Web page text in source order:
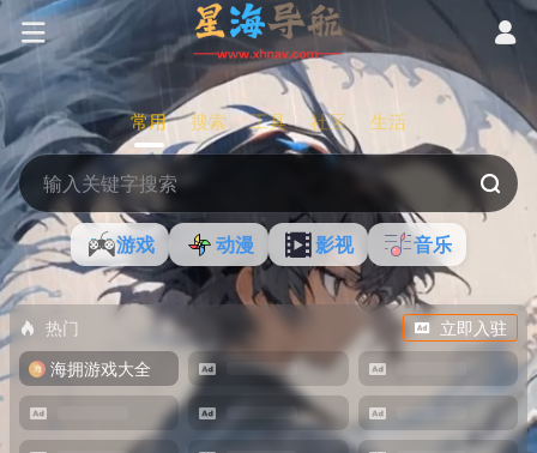
常用 搜索 工具 社区 生活
游戏 动漫 影视 音乐
热门
立即入驻
海拥游戏大全